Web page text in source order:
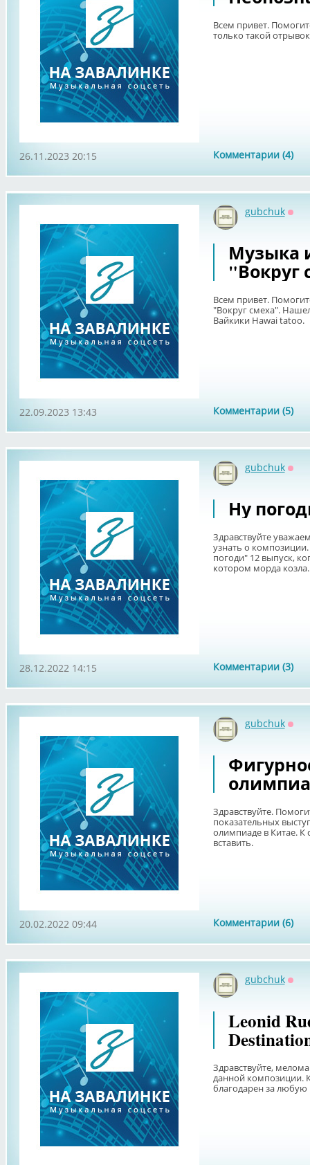
Всем привет.
только такой
Комментарии (4)
26.11.2023 20:15
gubchuk
Музыка
"Вокруг
Всем привет.
"Вокруг смеха".
Вайкики Hawai tatoo.
Комментарии (5)
22.09.2023 13:43
gubchuk
Ну
Здравствуйте
узнать о
погоди" 12 выпуск,
котором морда козла.
Комментарии (3)
28.12.2022 14:15
gubchuk
Здравствуйте.
показательных
олимпиаде в Китае. К
вставить.
Комментарии (6)
20.02.2022 09:44
gubchuk
Leonid
Здравствуйте,
данной композиции.
благодарен за